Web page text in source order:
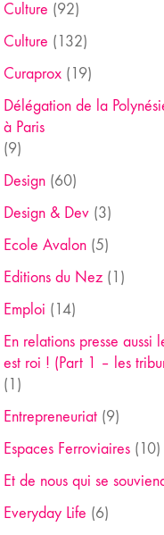
Culture (92)
Culture (132)
Curaprox(19)
Délégation de la
à Paris
(9)
Design(60)
Design & Dev(3)
Ecole Avalon(5)
Editions du Nez(1)
Emploi (14)
En relations presse aussi
est roi ! (Part 1 – les
(1)
Entrepreneuriat(9)
Espaces Ferroviaires(10)
Et de nous qui se
Everyday Life (6)